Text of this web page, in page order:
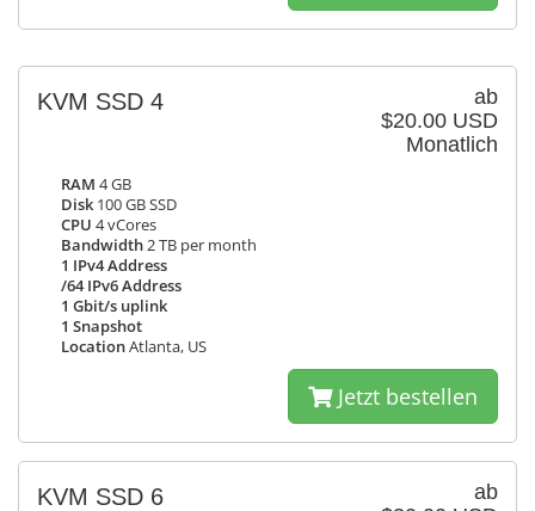
ab
$20.00 USD
Monatlich
KVM SSD 4
RAM 4 GB
Disk 100 GB SSD
CPU 4 vCores
Bandwidth2 TB per month
1 IPv4 Address
/64 IPv6 Address
1 Gbit/s uplink
1 Snapshot
LocationAtlanta, US
Jetzt bestellen
ab
KVM SSD 6